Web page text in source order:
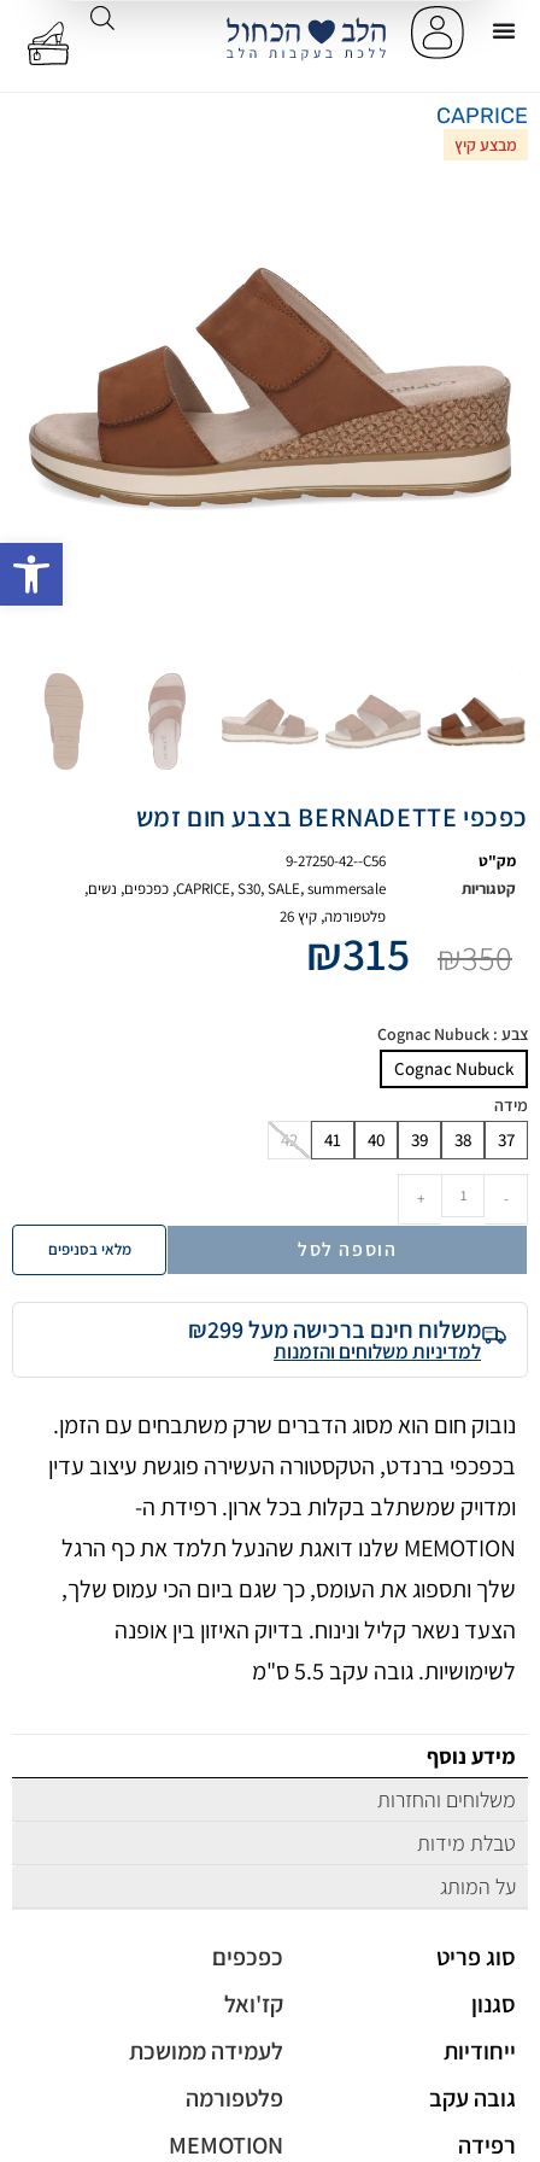
CAPRICE
מבצע קיץ
כפכפי BERNADETTE בצבע חום זמש
מק"ט
9-27250-42--C56
קטגוריות
CAPRICE,S30,SALE,summersale
, כפכפים, נשים,
פלטפורמה, קיץ 26
₪350
₪315
צבע : Cognac Nubuck
Cognac Nubuck
מידה
37
38
39
40
41
42
-
+
הוספה לסל מלאי בסניפים
משלוח חינם ברכישה מעל ₪299
למדיניות משלוחים והזמנות
נובוק חום הוא מסוג הדברים שרק משתבחים עם הזמן.
בכפכפי ברנדט, הטקסטורה העשירה פוגשת עיצוב עדין
ומדויק שמשתלב בקלות בכל ארון. רפידת ה-
MEMOTION שלנו דואגת שהנעל תלמד את כף הרגל
שלך ותספוג את העומס, כך שגם ביום הכי עמוס שלך,
הצעד נשאר קליל ונינוח. בדיוק האיזון בין אופנה
לשימושיות. גובה עקב 5.5 ס"מ
מידע נוסף
משלוחים והחזרות
טבלת מידות
על המותג
סוג פריט
כפכפים
סגנון
קז'ואל
ייחודיות
לעמידה ממושכת
גובה עקב
פלטפורמה
רפידה
MEMOTION